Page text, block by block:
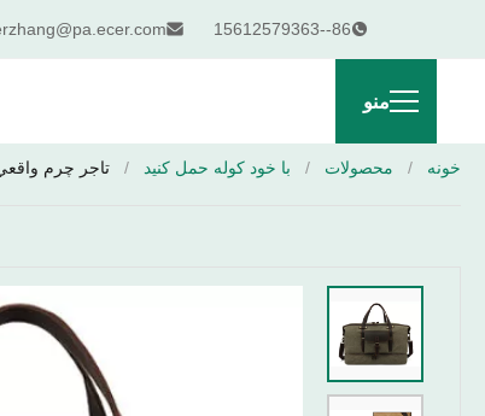
86--15612579363
منو
خونه / محصولات / با خود کوله حمل کنید / تاجر چرم